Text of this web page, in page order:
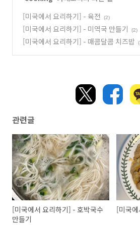
[미국에서 요리하기] - 육전
(2)
[미국에서 요리하기] - 미역국 만들기 (2)
[미국에서 요리하기] - 매콤달콤 치즈밥
관련글
[미국에서 요리하기] - 호박국수
만들기
[미국